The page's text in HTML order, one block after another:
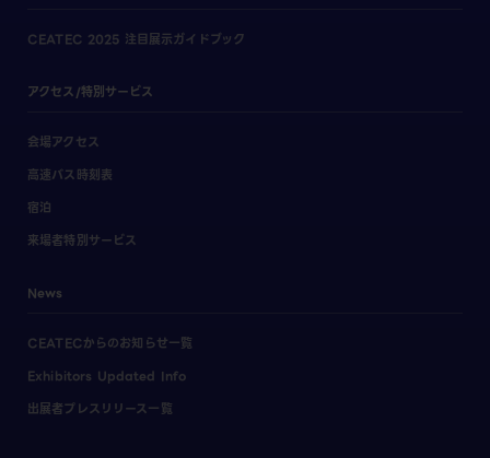
CEATEC 2025 注目展示ガイドブック
アクセス/特別サービス
会場アクセス
高速バス時刻表
宿泊
来場者特別サービス
News
CEATECからのお知らせ一覧
Exhibitors Updated Info
出展者プレスリリース一覧